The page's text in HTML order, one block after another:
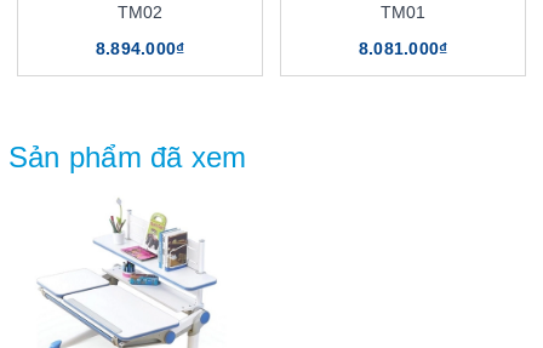
TM02
8.894.000₫
TM01
8.081.000₫
Sản phẩm đã xem